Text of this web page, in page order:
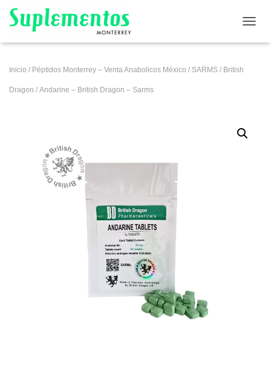
Inicio / Péptidos Monterrey – Venta Anabolicos México / SARMS / British
Dragon / Andarine – British Dragon – Sarms